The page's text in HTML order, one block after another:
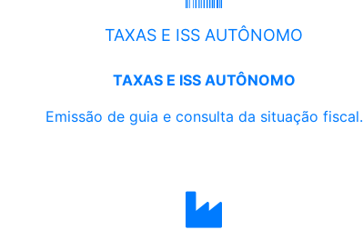
TAXAS E ISS AUTÔNOMO
TAXAS E ISS AUTÔNOMO
Emissão de guia e consulta da situação fiscal.